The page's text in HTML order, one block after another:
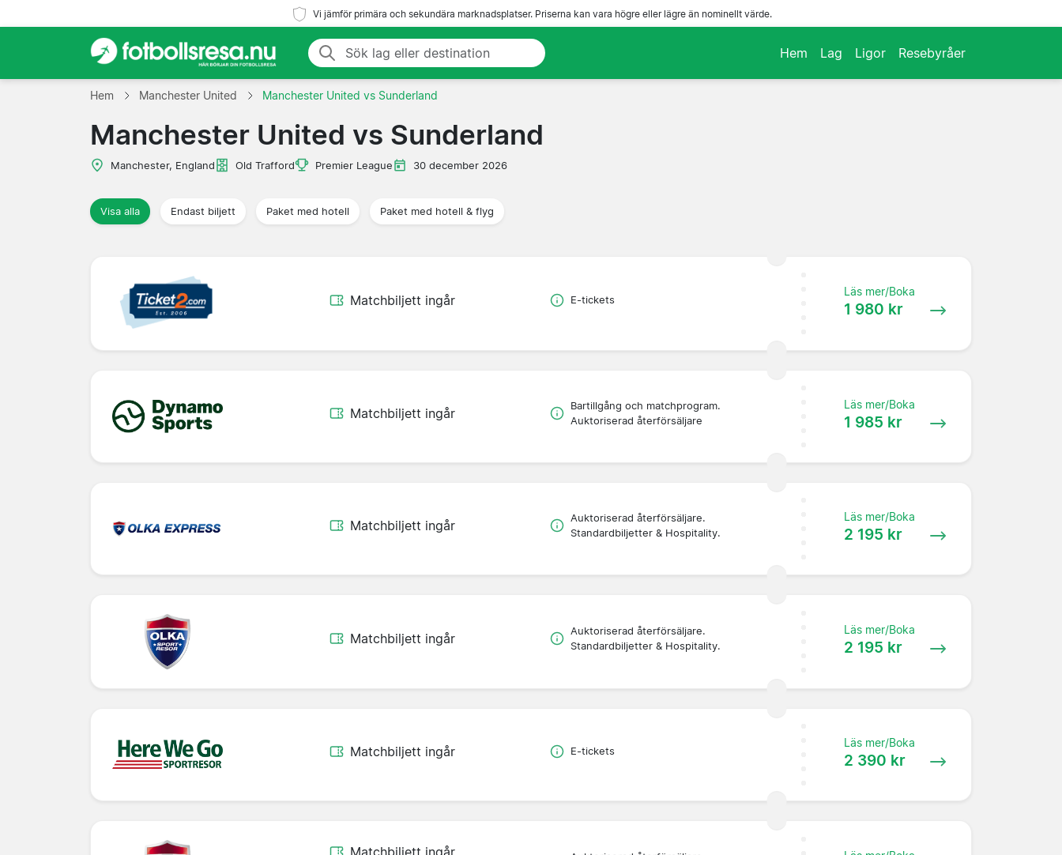
Vi jämför primära och sekundära marknadsplatser. Priserna kan vara högre eller lägre än nominellt värde.
Hem Lag Ligor Resebyråer
Hem Manchester United Manchester United vs Sunderland
Manchester United vs Sunderland
Manchester, England Old Trafford Premier League 30 december 2026
Visa alla Endast biljett Paket med hotell Paket med hotell & flyg
Matchbiljett ingår E-tickets
Läs mer/Boka
1 980 kr
Matchbiljett ingår
Bartillgång och matchprogram.
Auktoriserad återförsäljare
Läs mer/Boka
1 985 kr
Matchbiljett ingår
Auktoriserad återförsäljare.
Standardbiljetter & Hospitality.
Läs mer/Boka
2 195 kr
Matchbiljett ingår
Auktoriserad återförsäljare.
Standardbiljetter & Hospitality.
Läs mer/Boka
2 195 kr
Matchbiljett ingår E-tickets
Läs mer/Boka
2 390 kr
Matchbiljett ingår